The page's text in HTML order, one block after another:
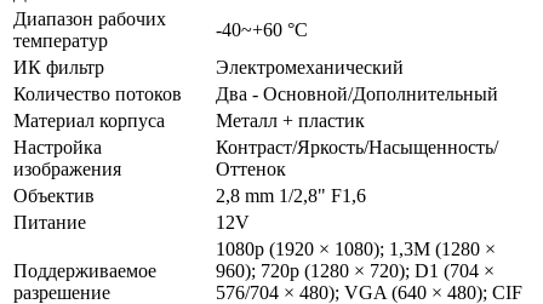
Диапазон рабочих
температур
-40~+60 °C
ИК фильтр
Электромеханический
Количество потоков
Два - Основной/Дополнительный
Материал корпуса
Металл + пластик
Настройка
изображения
Контраст/Яркость/Насыщенность/
Оттенок
Объектив
2,8 mm 1/2,8" F1,6
Питание
12V
Поддерживаемое
разрешение
1080p (1920 × 1080); 1,3M (1280 ×
960); 720p (1280 × 720); D1 (704 ×
576/704 × 480); VGA (640 × 480); CIF